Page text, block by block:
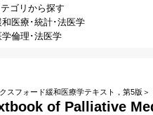
ゴリから探す
医療･統計･法医学
倫理･法医学
スフォード緩和医療学テキスト，第5版＞
of Palliative